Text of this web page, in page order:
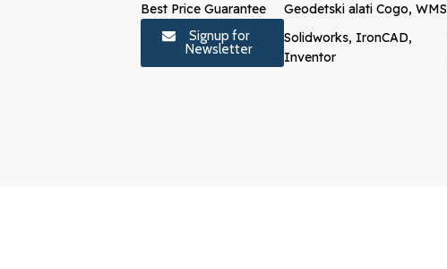
Best Price Guarantee
Signup for
Newsletter
Geodetski alati Cogo, WMS
Solidworks, IronCAD,
Inventor